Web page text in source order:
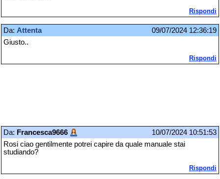
Rispondi
Da: Attenta
09/07/2024 12:36:19
Giusto..
Rispondi
Da: Francesca9666
10/07/2024 10:51:53
Rosi ciao gentilmente potrei capire da quale manuale stai
studiando?
Rispondi